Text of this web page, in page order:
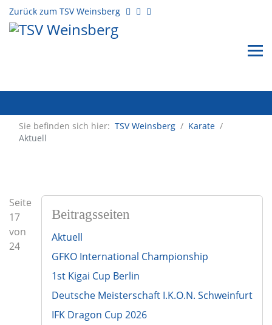
Zurück zum TSV Weinsberg
Sie befinden sich hier: TSV Weinsberg / Karate /
Aktuell
Beitragsseiten
Aktuell
GFKO International Championship
1st Kigai Cup Berlin
Deutsche Meisterschaft I.K.O.N. Schweinfurt
IFK Dragon Cup 2026
Seite
17
von
24